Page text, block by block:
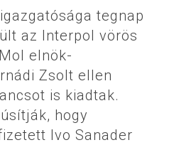
tegnap
az Interpol vörös
elnök-
Zsolt ellen
is kiadtak.
hogy
Ivo Sanader